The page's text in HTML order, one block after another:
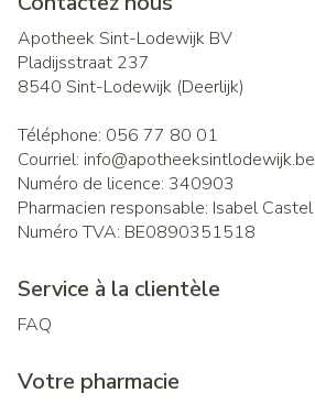
Apotheek Sint-Lodewijk BV
Pladijsstraat 237
8540 Sint-Lodewijk (Deerlijk)
Téléphone: 056 77 80 01
Courriel: info@apotheeksintlodewijk.be
Numéro de licence: 340903
Pharmacien responsable: Isabel Castel
Numéro TVA: BE0890351518
Service à la clientèle
FAQ
Votre pharmacie